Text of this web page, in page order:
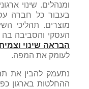
ומנהלים. שינוי
בעבור כל חברה
מוצרים. תהליכי
העסקי והסביבה בה
הבראה שינוי
לעומק את המפה.
נתעמק להבין את
ההחלטות בארגון